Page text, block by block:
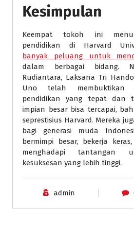
Kesimpulan
Keempat tokoh ini
pendidikan di Harvard
banyak peluang untuk
dalam berbagai bidang.
Rudiantara, Laksana Tri
Uno telah membuktikan
pendidikan yang tepat dan
impian besar bisa tercapai,
seprestisius Harvard. Mereka
bagi generasi muda
bermimpi besar, bekerja
menghadapi tantangan
kesuksesan yang lebih tinggi.
admin